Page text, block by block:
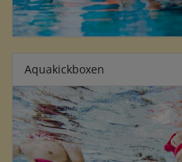
Aquakickboxen